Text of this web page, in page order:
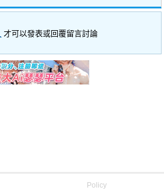
才可以發表或回覆留言討論
Policy